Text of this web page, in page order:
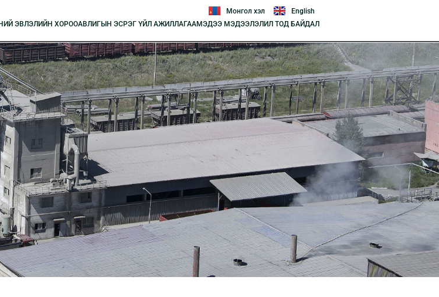
Монгол хэл
English
ЭВЛЭЛИЙН XОРООАВЛИГЫН ЭСРЭГ ҮЙЛ АЖИЛЛАГААМЭДЭЭ МЭДЭЭЛЭЛ ИЛ ТОД БАЙДАЛ